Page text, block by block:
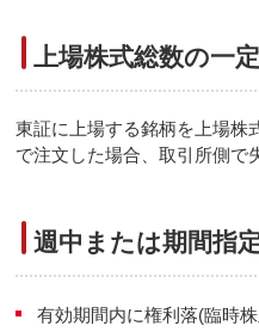
上場株式総数の一
東証に上場する銘柄を上場株
で注文した場合、取引所側で
週中または期間指
有効期間内に権利落(臨時